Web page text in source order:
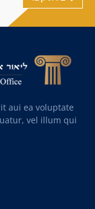
aui ea voluptate
vel illum qui